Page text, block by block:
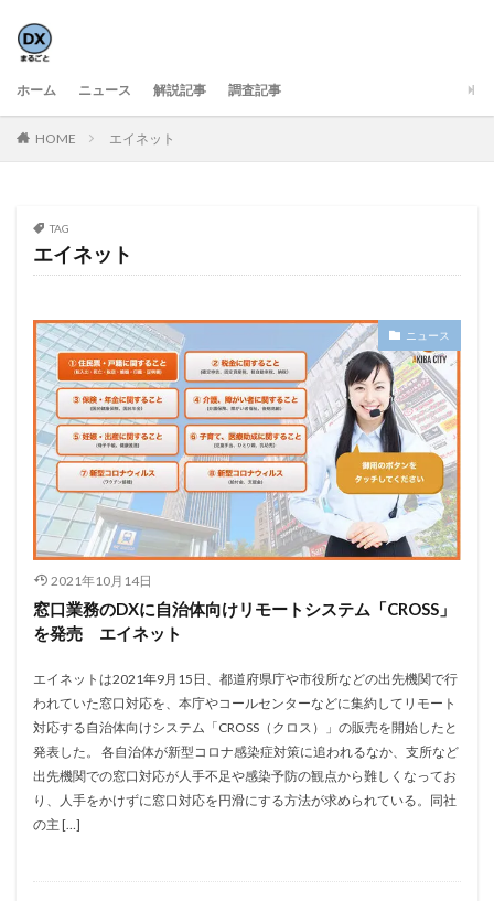
ホーム ニュース 解説記事 調査記事
HOME エイネット
TAG
エイネット
ニュース
2021年10月14日
窓口業務のDXに自治体向けリモートシステム「CROSS」
を発売 エイネット
エイネットは2021年9月15日、都道府県庁や市役所などの出先機関で行
われていた窓口対応を、本庁やコールセンターなどに集約してリモート
対応する自治体向けシステム「CROSS（クロス）」の販売を開始したと
発表した。 各自治体が新型コロナ感染症対策に追われるなか、支所など
出先機関での窓口対応が人手不足や感染予防の観点から難しくなってお
り、人手をかけずに窓口対応を円滑にする方法が求められている。同社
の主 […]